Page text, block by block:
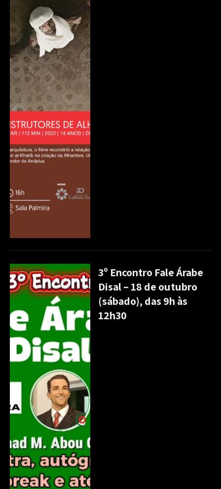
3º Encontro Fale Árabe
Disal – 18 de outubro
(sábado), das 9h às
12h30